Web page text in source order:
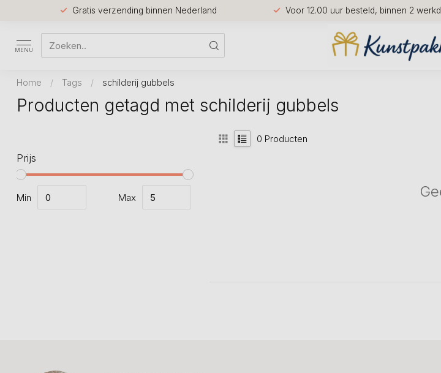
Gratis verzending binnen Nederland Voor 12.00 uur besteld, binnen 2
MENU
Home / Tags / schilderij gubbels
Producten getagd met schilderij gubbels
Prijs
Min Max
0 Producten